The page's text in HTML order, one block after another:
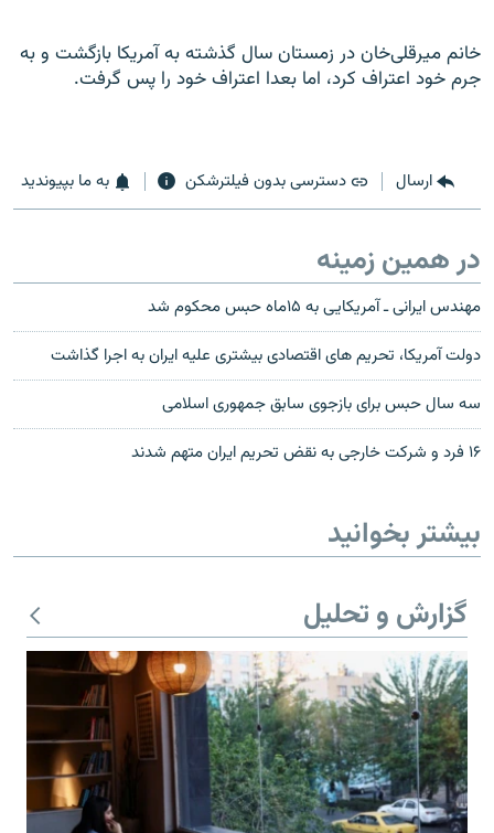
خانم میرقلی‌خان در زمستان سال گذشته به آمریکا بازگشت و به
جرم خود اعتراف کرد، اما بعدا اعتراف خود را پس گرفت.
ارسال دسترسی بدون فیلترشکن به ما بپیوندید
در همین زمینه
مهندس ایرانی ‌ـ آمریکایی به ۱۵ماه حبس محکوم شد
دولت آمریکا، تحریم های اقتصادی بیشتری علیه ایران به اجرا گذاشت
سه سال حبس برای بازجوی سابق جمهوری اسلامی
۱۶ فرد و شركت خارجى به نقض تحریم ایران متهم شدند
بیشتر بخوانید
گزارش و تحلیل